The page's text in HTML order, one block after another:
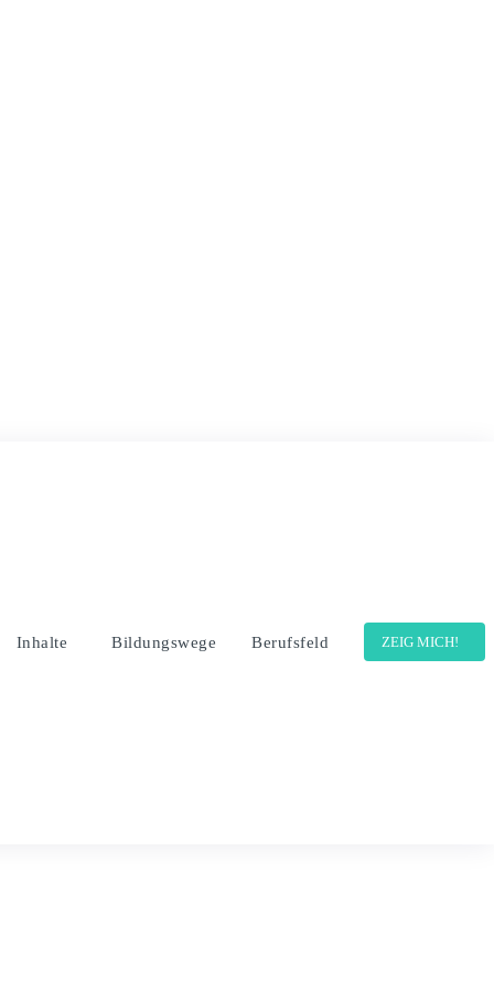
Inhalte Bildungswege Berufsfeld ZEIG MICH!